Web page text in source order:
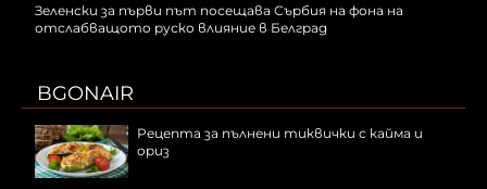
Зеленски за първи път посещава Сърбия на фона на
отслабващото руско влияние в Белград
BGONAIR
Рецепта за пълнени тиквички с кайма и
ориз